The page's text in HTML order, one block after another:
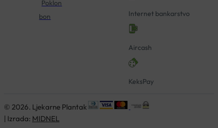
Poklon
bon
Internet bankarstvo
Aircash
KeksPay
© 2026. Ljekarne Plantak
| Izrada: MIDNEL